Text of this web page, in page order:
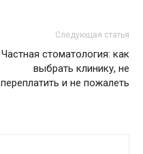
Следующая статья
Частная стоматология: как
выбрать клинику, не
переплатить и не пожалеть